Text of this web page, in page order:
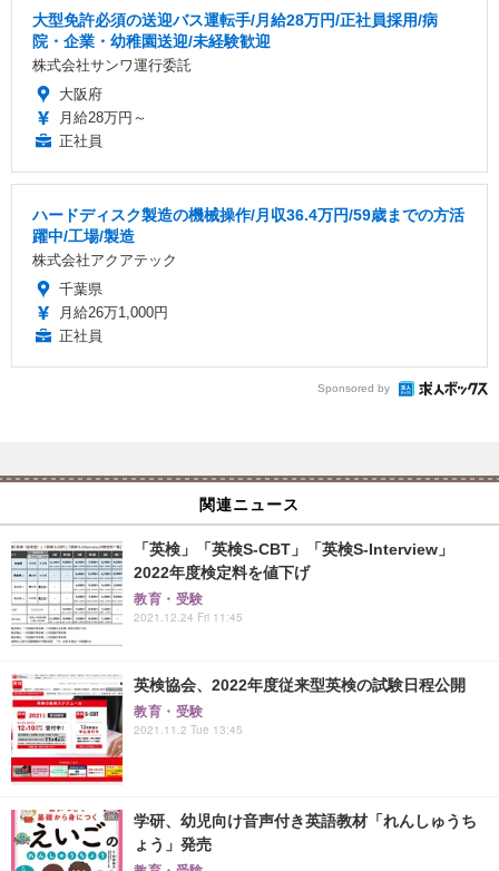
大型免許必須の送迎バス運転手/月給28万円/正社員採用/病
院・企業・幼稚園送迎/未経験歓迎
株式会社サンワ運行委託
大阪府
月給28万円～
正社員
ハードディスク製造の機械操作/月収36.4万円/59歳までの方活
躍中/工場/製造
株式会社アクアテック
千葉県
月給26万1,000円
正社員
Sponsored by
関連ニュース
「英検」「英検S-CBT」「英検S-Interview」
2022年度検定料を値下げ
教育・受験
2021.12.24 Fri 11:45
英検協会、2022年度従来型英検の試験日程公開
教育・受験
2021.11.2 Tue 13:45
学研、幼児向け音声付き英語教材「れんしゅうち
ょう」発売